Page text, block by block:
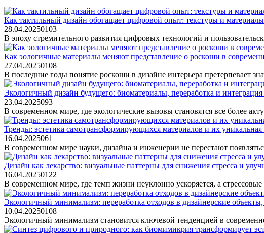
Как тактильный дизайн обогащает цифровой опыт: текстуры и
28.04.20250103
В эпоху стремительного развития цифровых технологий и
Как эологичные материалы меняют представление о роскоши в
27.04.20250108
В последние годы понятие роскоши в дизайне интерьера претерпевает
Экологичный дизайн будущего: биоматериалы, переработка и
23.04.2025093
В современном мире, где экологические вызовы становятся все более
Тренды: эстетика самотрансформирующихся материалов и их
16.04.2025061
В современном мире науки, дизайна и инженерии не перестают
Дизайн как лекарство: визуальные паттерны для снижения стресса и
16.04.20250122
В современном мире, где темп жизни неуклонно ускоряется, а
Экологичный минимализм: переработка отходов в дизайнерские объекты,
10.04.20250108
Экологичный минимализм становится ключевой тенденцией в